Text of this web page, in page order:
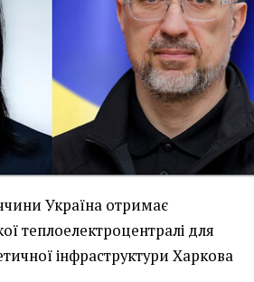
Україна отримає
теплоелектроцентралі для
інфраструктури Харкова